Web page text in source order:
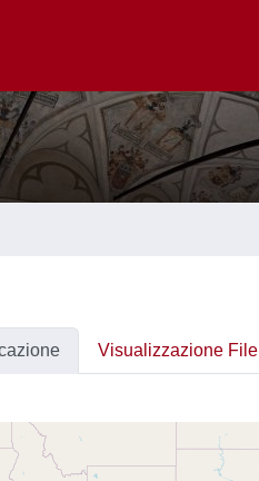
Visualizzazione File